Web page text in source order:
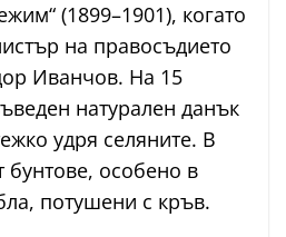
(1899–1901), когато
на правосъдието
Иванчов. На 15
натурален данък
удря селяните. В
бунтове, особено в
потушени с кръв.